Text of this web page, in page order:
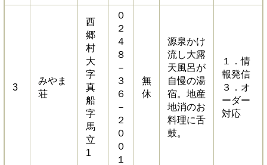
3
みやま
荘
西
郷
村
大
字
真
船
字
馬
立
1
０
２
４
８
－
３
６
－
２
０
０
１
無
休
源泉かけ
流し大露
天風呂が
自慢の湯
宿。地産
地消のお
料理に舌
鼓。
１．情
報発信
３．オ
ーダー
対応